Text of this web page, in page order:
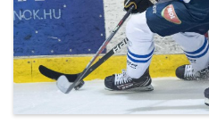
20200302_DEAC-Csíkszereda-12.jpg